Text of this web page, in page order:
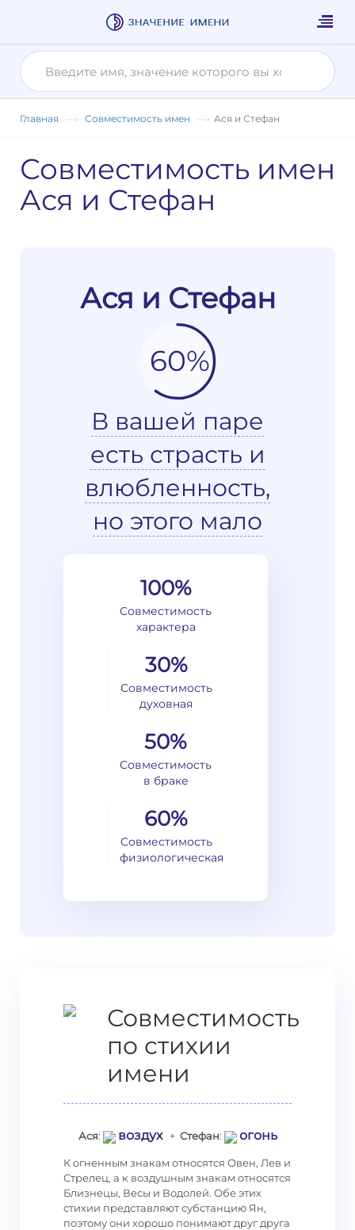
Главная Совместимость имен Ася и Стефан
Совместимость имен
Ася и Стефан
Ася и Стефан
60%
В вашей паре
есть страсть и
влюбленность,
но этого мало
100%
Совместимость
характера
30%
Совместимость
духовная
50%
Совместимость
в браке
60%
Совместимость
физиологическая
Совместимость
по стихии
имени
Ася: воздух+ Стефан: огонь
К огненным знакам относятся Овен, Лев и
Стрелец, а к воздушным знакам относятся
Близнецы, Весы и Водолей. Обе этих
стихии представляют субстанцию Ян,
поэтому они хорошо понимают друг друга